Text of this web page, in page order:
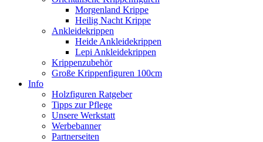
Morgenland Krippe
Heilig Nacht Krippe
Ankleidekrippen
Heide Ankleidekrippen
Lepi Ankleidekrippen
Krippenzubehör
Große Krippenfiguren 100cm
Info
Holzfiguren Ratgeber
Tipps zur Pflege
Unsere Werkstatt
Werbebanner
Partnerseiten